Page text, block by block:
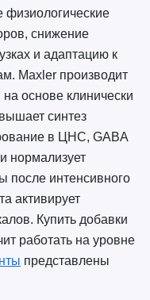
физиологические
снижение
и адаптацию к
Maxler производит
основе клинически
синтез
в ЦНС, GABA
нормализует
после интенсивного
активирует
Купить добавки
работать на уровне
представлены